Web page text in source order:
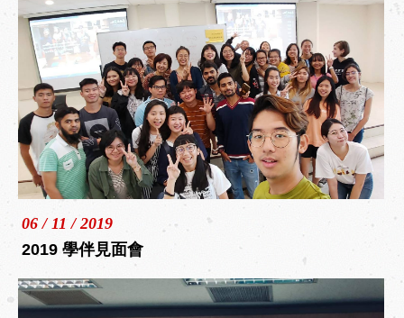
06 / 11 / 2019
2019 學伴見面會